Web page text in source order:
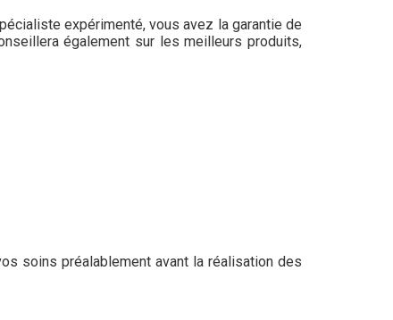
expérimenté, vous avez la garantie de
également sur les meilleurs produits,
soins préalablement avant la réalisation des